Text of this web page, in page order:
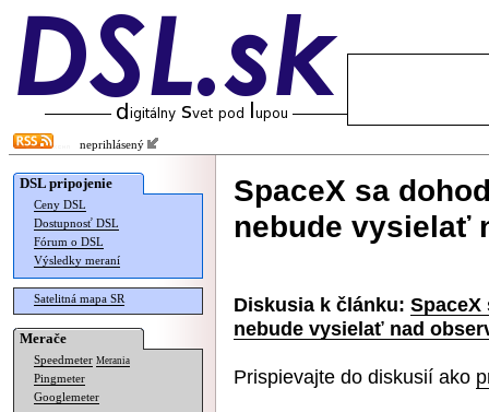
neprihlásený
DSL pripojenie
Ceny DSL
Dostupnosť DSL
Fórum o DSL
Výsledky meraní
Satelitná mapa SR
Merače
Speedmeter Merania
Pingmeter
Googlemeter
SpaceX sa
nebude vysielať
Diskusia k článku:
nebude vysielať nad
Prispievajte do diskusií ako